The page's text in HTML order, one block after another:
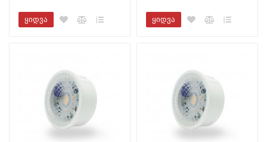
ყიდვა ყიდვა